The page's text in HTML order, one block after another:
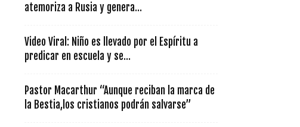
atemoriza a Rusia y genera...
Video Viral: Niño es llevado por el Espíritu a
predicar en escuela y se...
Pastor Macarthur “Aunque reciban la marca de
la Bestia,los cristianos podrán salvarse”